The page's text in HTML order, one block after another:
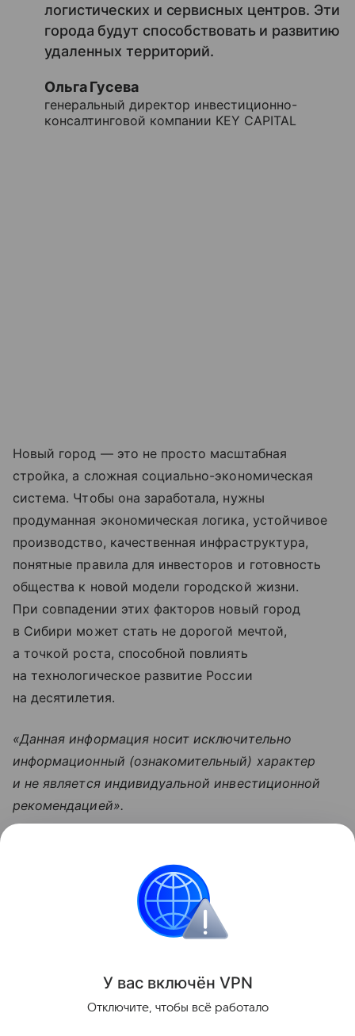
логистических и сервисных центров. Эти
города будут способствовать и развитию
удаленных территорий.
Ольга Гусева
генеральный директор инвестиционно-
консалтинговой компании KEY CAPITAL
Новый город — это не просто масштабная
стройка, а сложная социально-экономическая
система. Чтобы она заработала, нужны
продуманная экономическая логика, устойчивое
производство, качественная инфраструктура,
понятные правила для инвесторов и готовность
общества к новой модели городской жизни.
При совпадении этих факторов новый город
в Сибири может стать не дорогой мечтой,
а точкой роста, способной повлиять
на технологическое развитие России
на десятилетия.
«Данная информация носит исключительно
информационный (ознакомительный) характер
и не является индивидуальной инвестиционной
рекомендацией».
Консалтинг: 5 видов
Расскажем, кто раздает советы за деньги, что такое
консалтинг и как найти консультантов, которые
помогут компании выйти на новый уровень.
У вас включён VPN
Отключите, чтобы всё работало